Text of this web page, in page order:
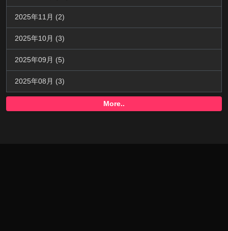
2025年11月 (2)
2025年10月 (3)
2025年09月 (5)
2025年08月 (3)
More..